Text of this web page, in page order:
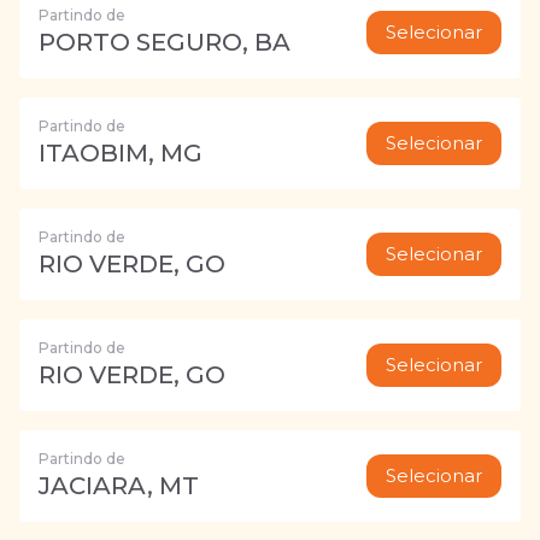
Partindo de
PORTO SEGURO, BA Selecionar
Partindo de
ITAOBIM, MG Selecionar
Partindo de
RIO VERDE, GO Selecionar
Partindo de
RIO VERDE, GO Selecionar
Partindo de
JACIARA, MT Selecionar